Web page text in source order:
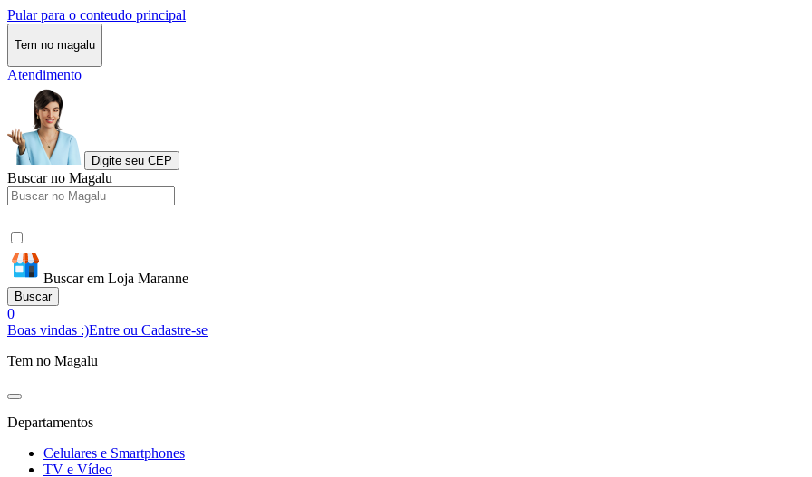
Pular para o conteudo principal
Tem no magalu
Atendimento
Digite seu CEP
Buscar no Magalu
Buscar em Loja Maranne
Buscar
0
Boas vindas :)Entre ou Cadastre-se
Tem no Magalu
Departamentos
Celulares e Smartphones
TV e Vídeo